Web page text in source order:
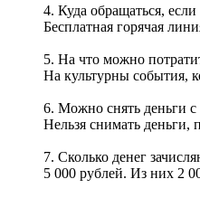
4. Куда обращаться,
Бесплатная горячая
5. На что можно
На культурны события,
6. Можно снять деньги с
Нельзя снимать деньги,
7. Сколько денег
5 000 рублей. Из них 2